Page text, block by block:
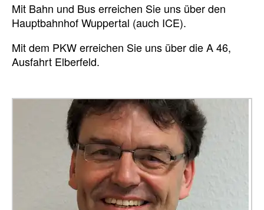
Mit Bahn und Bus erreichen Sie uns über den
Hauptbahnhof Wuppertal (auch ICE).
Mit dem PKW erreichen Sie uns über die A 46,
Ausfahrt Elberfeld.